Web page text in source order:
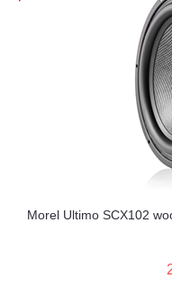
Morel Ultimo SCX102